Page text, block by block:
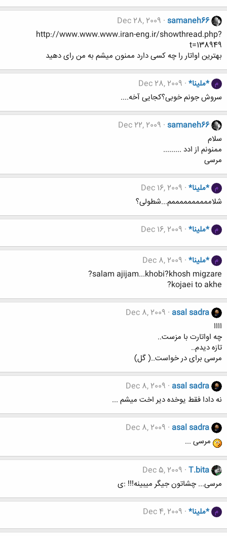
samaneh66
Dec 28, 2009
http://www.www.www.iran-eng.ir/showthread.php?
t=138949
بهترین اواتار را چه کسی دارد ممنون میشم به من رای دهید
م *ملینا* Dec 28, 2009
سروش جونم خوبی؟کجایی آخه....
samaneh66
Dec 22, 2009
سلام
ممنونم از ادد .........
مرسی
م *ملینا* Dec 16, 2009
شلاممممممممممم...شطولی؟
م *ملینا* Dec 16, 2009
م *ملینا* Dec 8, 2009
salam ajijam...khobi?khosh migzare?
kojaei to akhe?
asal sadra
Dec 8, 2009
اااا
چه اواتارت با مزست..
تازه دیدم..
مرسی برای در خواست..( گل)
asal sadra
Dec 8, 2009
نه دادا فقط یوخده دیر اخت میشم ...
asal sadra
Dec 8, 2009
مرسی ...
T.bita
Dec 5, 2009
مرسی... چشاتون جیگر میبینه!!! :ی
م *ملینا* Dec 4, 2009